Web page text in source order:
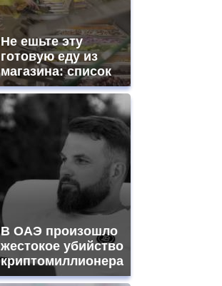
Не ешьте эту
готовую еду из
магазина: список
В ОАЭ произошло
жестокое убийство
криптомиллионера